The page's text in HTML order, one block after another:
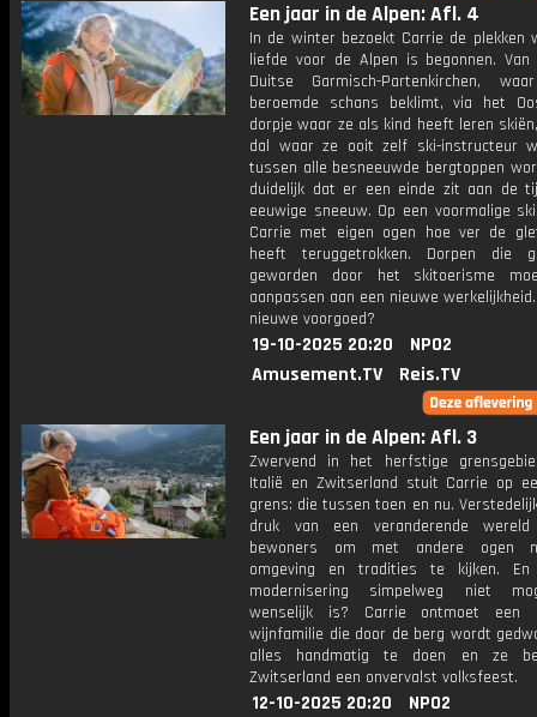
Een jaar in de Alpen: Afl. 4
In de winter bezoekt Carrie de plekken
liefde voor de Alpen is begonnen.
Duitse Garmisch-Partenkirchen,
beroemde schans beklimt, via het
dorpje waar ze als kind heeft leren
dal waar ze ooit zelf ski-instructeur
tussen alle besneeuwde bergtoppen
duidelijk dat er een einde zit aan de
eeuwige sneeuw. Op een voormalige
Carrie met eigen ogen hoe ver de
heeft teruggetrokken. Dorpen die
geworden door het skitoerisme
aanpassen aan een nieuwe
nieuwe voorgoed?
19-10-2025 20:20
NPO2
Amusement.TV
Reis.TV
Een jaar in de Alpen: Afl. 3
Zwervend in het herfstige
Italië en Zwitserland stuit Carrie op
grens: die tussen toen en nu.
druk van een veranderende wereld
bewoners om met andere ogen
omgeving en tradities te kijken.
modernisering simpelweg niet
wenselijk is? Carrie ontmoet een
wijnfamilie die door de berg wordt
alles handmatig te doen en ze
Zwitserland een onvervalst volksfeest.
12-10-2025 20:20
NPO2